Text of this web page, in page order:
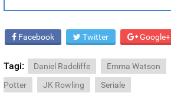
Facebook Twitter Google+
Tagi: Daniel Radcliffe Emma Watson
Potter
JK Rowling Seriale